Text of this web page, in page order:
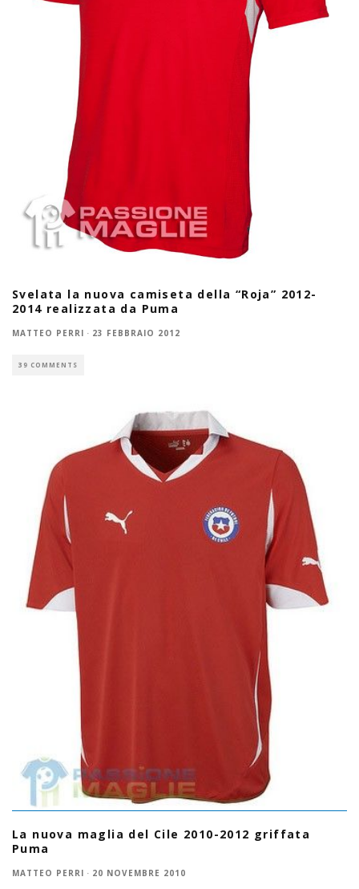
Svelata la nuova camiseta della “Roja” 2012-
2014 realizzata da Puma
MATTEO PERRI · 23 FEBBRAIO 2012
39 COMMENTS
La nuova maglia del Cile 2010-2012 griffata
Puma
MATTEO PERRI · 20 NOVEMBRE 2010